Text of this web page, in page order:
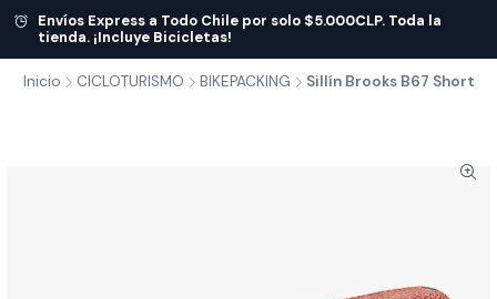
Envíos Express a Todo Chile por solo $5.000CLP. Toda la
tienda. ¡Incluye Bicicletas!
Inicio CICLOTURISMO BIKEPACKING Sillín Brooks B67 Short